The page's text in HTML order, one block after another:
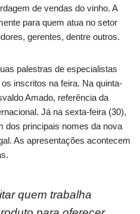
de vendas do vinho. A
para quem atua no setor
gerentes, dentre outros.
palestras de especialistas
inscritos na feira. Na quinta-
Amado, referência da
Já na sexta-feira (30),
dos principais nomes da nova
As apresentações acontecem
quem trabalha